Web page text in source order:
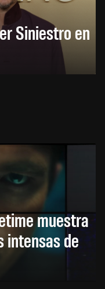
Siniestro en
muestra
intensas de